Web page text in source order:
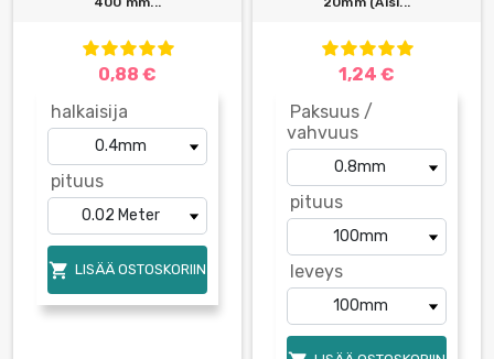
0,88 €
halkaisija
pituus
 LISÄÄ OSTOSKORIIN
1,24 €
Paksuus /
vahvuus
pituus
leveys